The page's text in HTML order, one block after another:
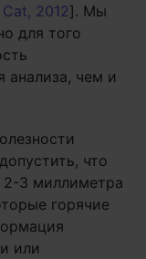
Cat, 2012]. Мы
для того
анализа, чем и
что
2-3 миллиметра
горячие
или